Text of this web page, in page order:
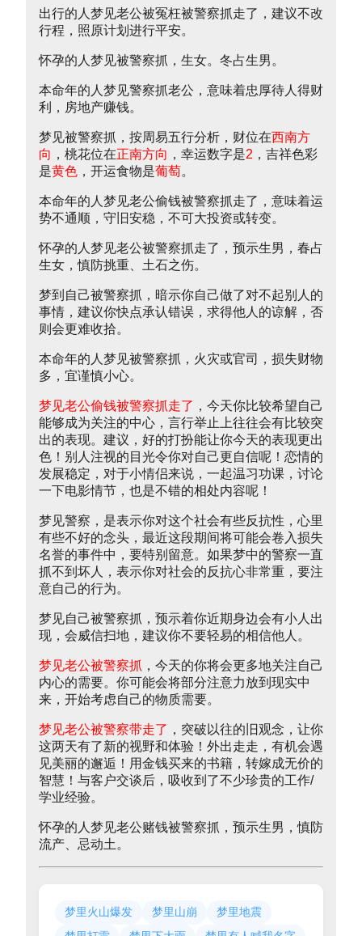
出行的人梦见老公被冤枉被警察抓走了，建议不改
行程，照原计划进行平安。
怀孕的人梦见被警察抓，生女。冬占生男。
本命年的人梦见警察抓老公，意味着忠厚待人得财
利，房地产赚钱。
梦见被警察抓，按周易五行分析，财位在西南方
向 ，桃花位在正南方向 ，幸运数字是2 ，吉祥色彩
是黄色 ，开运食物是葡萄。
本命年的人梦见老公偷钱被警察抓走了，意味着运
势不通顺，守旧安稳，不可大投资或转变。
怀孕的人梦见老公被警察抓走了，预示生男，春占
生女，慎防挑重、土石之伤。
梦到自己被警察抓，暗示你自己做了对不起别人的
事情，建议你快点承认错误，求得他人的谅解，否
则会更难收拾。
本命年的人梦见被警察抓，火灾或官司，损失财物
多，宜谨慎小心。
梦见老公偷钱被警察抓走了 ，今天你比较希望自己
能够成为关注的中心，言行举止上往往会有比较突
出的表现。建议，好的打扮能让你今天的表现更出
色！别人注视的目光令你对自己更自信呢！恋情的
发展稳定，对于小情侣来说，一起温习功课，讨论
一下电影情节，也是不错的相处内容呢！
梦见警察，是表示你对这个社会有些反抗性，心里
有些不好的念头，最近这段期间将可能会卷入损失
名誉的事件中，要特别留意。如果梦中的警察一直
抓不到坏人，表示你对社会的反抗心非常重，要注
意自己的行为。
梦见自己被警察抓，预示着你近期身边会有小人出
现，会威信扫地，建议你不要轻易的相信他人。
梦见老公被警察抓 ，今天的你将会更多地关注自己
内心的需要。你可能会将部分注意力放到现实中
来，开始考虑自己的物质需要。
梦见老公被警察带走了 ，突破以往的旧观念，让你
这两天有了新的视野和体验！外出走走，有机会遇
见美丽的邂逅！用金钱买来的书籍，转嫁成无价的
智慧！与客户交谈后，吸收到了不少珍贵的工作/
学业经验。
怀孕的人梦见老公赌钱被警察抓，预示生男，慎防
流产、忌动土。
梦里火山爆发 梦里山崩
梦里地震